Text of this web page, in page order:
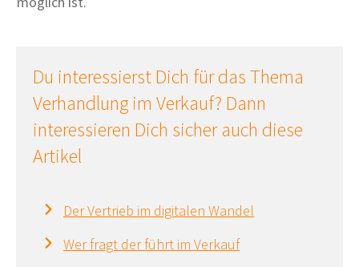
Du interessierst Dich für das Thema
Verhandlung im Verkauf? Dann
interessieren Dich sicher auch diese
Artikel
Der Vertrieb im digitalen Wandel
Wer fragt der führt im Verkauf